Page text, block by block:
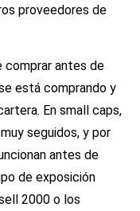
proveedores de
comprar antes de
está comprando y
En small caps,
seguidos, y por
antes de
de exposición
2000 o los